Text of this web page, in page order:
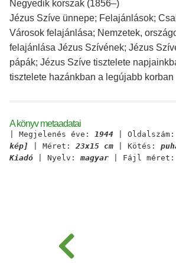
Negyedik korszak (1856–)
Jézus Szíve ünnepe; Felajánlások;
Városok felajánlása; Nemzetek,
felajánlása Jézus Szívének; Jézus
pápák; Jézus Szíve tisztelete
tisztelete hazánkban a legújabb korban
A könyv metaadatai
| Megjelenés éve: 1944 | Oldalszám:
kép]
| Méret: 23x15 cm | Kötés:
Kiadó | Nyelv: magyar | Fájl méret: